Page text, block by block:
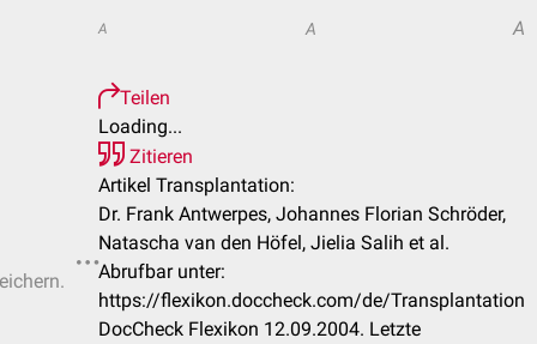
A A A
Teilen
Loading...
Zitieren
Artikel Transplantation:
Dr. Frank Antwerpes, Johannes Florian Schröder,
Natascha van den Höfel, Jielia Salih et al.
Abrufbar unter:
https://flexikon.doccheck.com/de/Transplantation
DocCheck Flexikon 12.09.2004. Letzte